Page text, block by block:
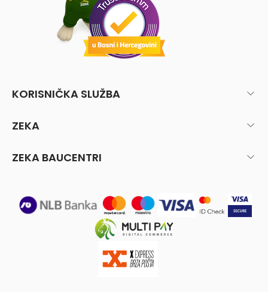
KORISNIČKA SLUŽBA
ZEKA
ZEKA BAUCENTRI